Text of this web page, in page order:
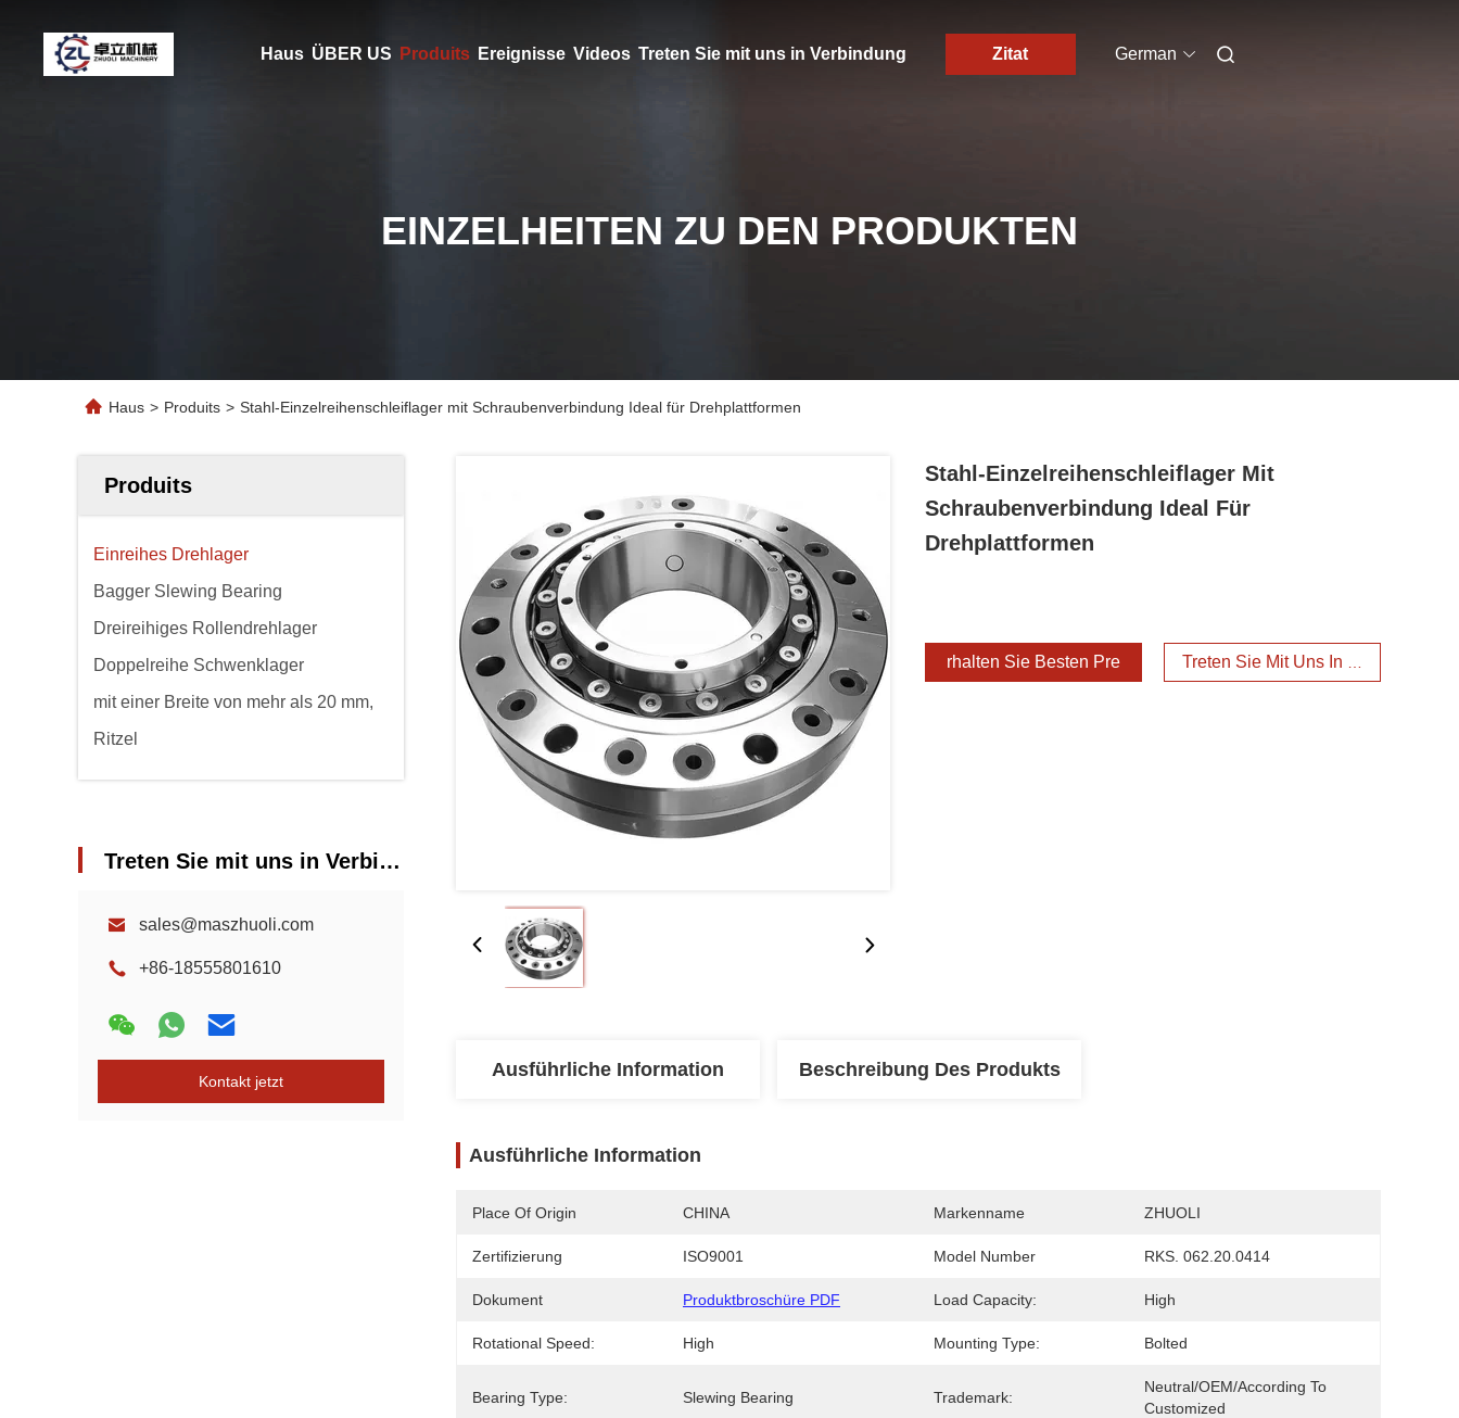
Haus ÜBER US Produits Ereignisse Videos Treten Sie mit uns in Verbindung Zitat German
EINZELHEITEN ZU DEN PRODUKTEN
Haus > Produits > Stahl-Einzelreihenschleiflager mit Schraubenverbindung Ideal für Drehplattformen
Produits
Einreihes Drehlager
Bagger Slewing Bearing
Dreireihiges Rollendrehlager
Doppelreihe Schwenklager
mit einer Breite von mehr als 20 mm,
Ritzel
Treten Sie mit uns in Verbindung
sales@maszhuoli.com
+86-18555801610
Kontakt jetzt
Stahl-Einzelreihenschleiflager Mit
Schraubenverbindung Ideal Für
Drehplattformen
Erhalten Sie Besten Preis Treten Sie Mit Uns In Verbindung
Ausführliche Information Beschreibung Des Produkts
Ausführliche Information
Place Of Origin CHINA Markenname ZHUOLI
Zertifizierung ISO9001 Model Number RKS. 062.20.0414
Dokument Produktbroschüre PDF Load Capacity: High
Rotational Speed: High Mounting Type: Bolted
Bearing Type: Slewing Bearing Trademark:
Neutral/OEM/According To
Customized